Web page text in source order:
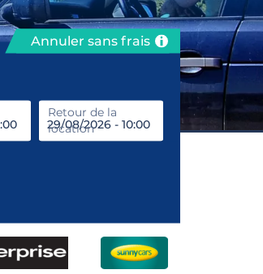
Annuler sans frais
Retour de la
location
Entrez le lieu de location